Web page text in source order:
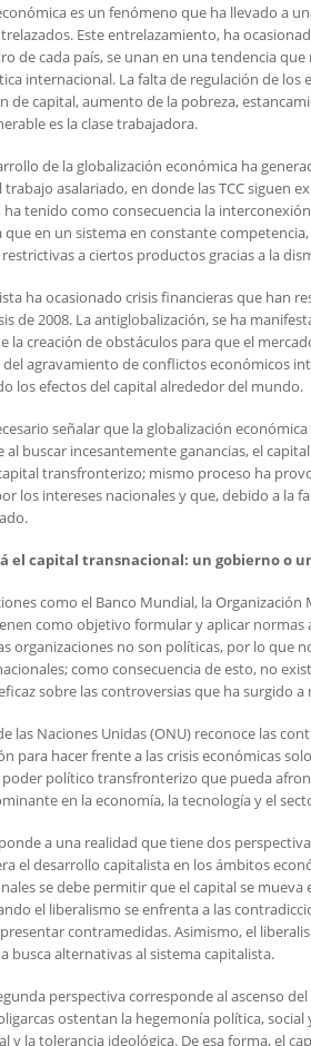
es un fenómeno que ha llevado a
Este entrelazamiento, ha
de cada país, se unan en una tendencia
internacional. La falta de regulación de
de capital, aumento de la pobreza,
es la clase trabajadora.
de la globalización económica ha
asalariado, en donde las TCC siguen
tenido como consecuencia la
que en un sistema en constante
a ciertos productos gracias a la
ha ocasionado crisis financieras que han
de 2008. La antiglobalización, se ha
la creación de obstáculos para que el
del agravamiento de conflictos económicos
los efectos del capital alrededor del mundo.
señalar que la globalización
al buscar incesantemente ganancias, el
transfronterizo; mismo proceso ha
los intereses nacionales y que, debido a la
el capital transnacional: un gobierno o
como el Banco Mundial, la
como objetivo formular y aplicar
organizaciones no son políticas, por lo que
como consecuencia de esto, no
sobre las controversias que ha surgido
las Naciones Unidas (ONU) reconoce las
para hacer frente a las crisis económicas
político transfronterizo que pueda
en la economía, la tecnología y el
a una realidad que tiene dos
el desarrollo capitalista en los ámbitos
se debe permitir que el capital se
el liberalismo se enfrenta a las
contramedidas. Asimismo, el
busca alternativas al sistema capitalista.
perspectiva corresponde al ascenso
ostentan la hegemonía política,
y la tolerancia ideológica. De esa forma, el